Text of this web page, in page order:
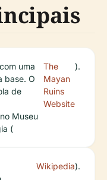
uma
base. O
de
Museu
(
The
Mayan
Ruins
Website
).
Wikipedia).